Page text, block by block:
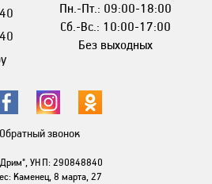
Пн.-Пт.: 09:00-18:00
Сб.-Вс.: 10:00-17:00
Без выходных
Обратный звонок
УНП: 290848840
Каменец, 8 марта, 27